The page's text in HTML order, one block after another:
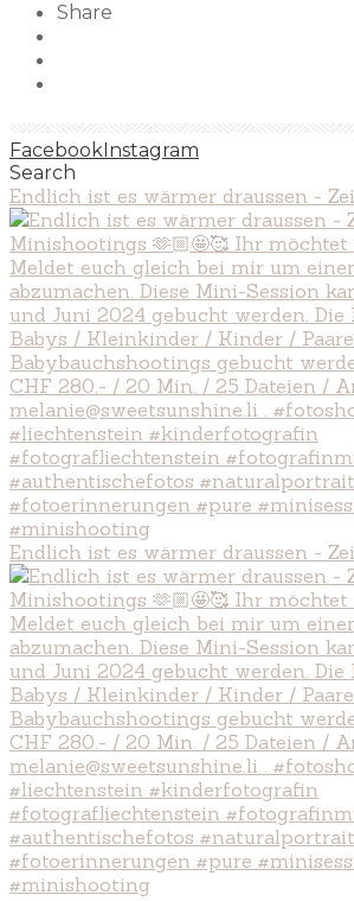
Share
Facebook Instagram
Search
Endlich ist es wärmer draussen -
Endlich ist es wärmer draussen -